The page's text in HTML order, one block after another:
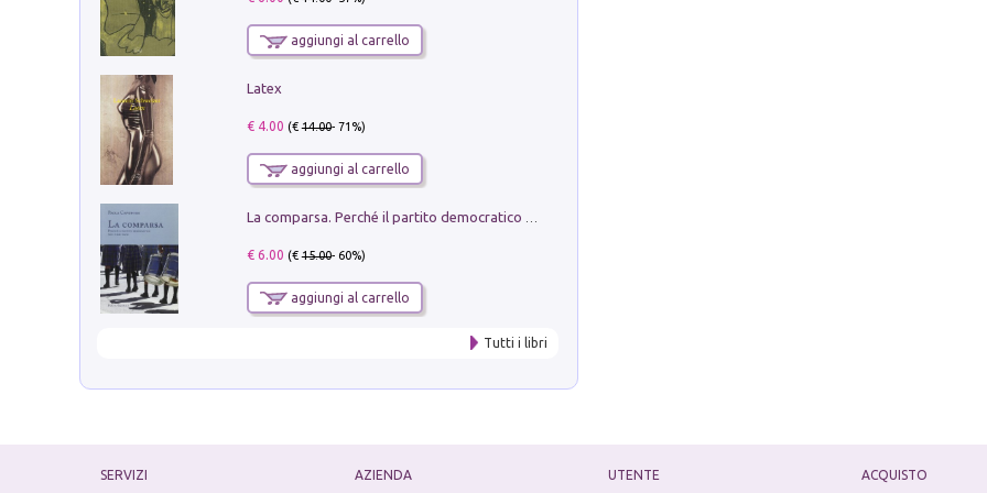
aggiungi al carrello
Latex
€ 4.00 (€14.00- 71%)
aggiungi al carrello
€ 6.00 (€15.00- 60%)
aggiungi al carrello
Tutti i libri
SERVIZI
AZIENDA
UTENTE
ACQUISTO